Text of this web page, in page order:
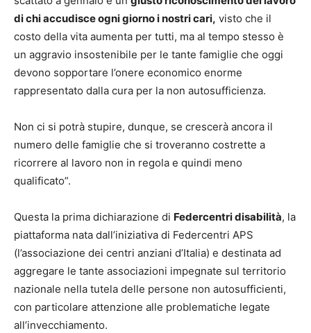
di chi accudisce ogni giorno i nostri cari, visto che il
costo della vita aumenta per tutti, ma al tempo stesso è
un aggravio insostenibile per le tante famiglie che oggi
devono sopportare l’onere economico enorme
rappresentato dalla cura per la non autosufficienza.
Non ci si potrà stupire, dunque, se crescerà ancora il
numero delle famiglie che si troveranno costrette a
ricorrere al lavoro non in regola e quindi meno
qualificato”.
Questa la prima dichiarazione di Federcentri disabilità, la
piattaforma nata dall’iniziativa di Federcentri APS
(l’associazione dei centri anziani d’Italia) e destinata ad
aggregare le tante associazioni impegnate sul territorio
nazionale nella tutela delle persone non autosufficienti,
con particolare attenzione alle problematiche legate
all’invecchiamento.